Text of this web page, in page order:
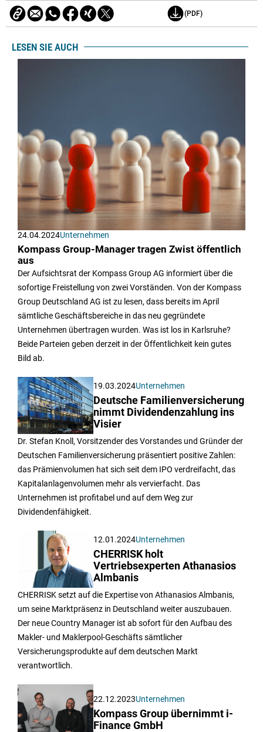
(PDF)
LESEN SIE AUCH
24.04.2024Unternehmen
Kompass Group-Manager tragen Zwist öffentlich
aus
Der Aufsichtsrat der Kompass Group AG informiert über die
sofortige Freistellung von zwei Vorständen. Von der Kompass
Group Deutschland AG ist zu lesen, dass bereits im April
sämtliche Geschäftsbereiche in das neu gegründete
Unternehmen übertragen wurden. Was ist los in Karlsruhe?
Beide Parteien geben derzeit in der Öffentlichkeit kein gutes
Bild ab.
19.03.2024Unternehmen
Deutsche Familienversicherung
nimmt Dividendenzahlung ins
Visier
Dr. Stefan Knoll, Vorsitzender des Vorstandes und Gründer der
Deutschen Familienversicherung präsentiert positive Zahlen:
das Prämienvolumen hat sich seit dem IPO verdreifacht, das
Kapitalanlagenvolumen mehr als vervierfacht. Das
Unternehmen ist profitabel und auf dem Weg zur
Dividendenfähigkeit.
12.01.2024Unternehmen
CHERRISK holt
Vertriebsexperten Athanasios
Almbanis
CHERRISK setzt auf die Expertise von Athanasios Almbanis,
um seine Marktpräsenz in Deutschland weiter auszubauen.
Der neue Country Manager ist ab sofort für den Aufbau des
Makler- und Maklerpool-Geschäfts sämtlicher
Versicherungsprodukte auf dem deutschen Markt
verantwortlich.
22.12.2023Unternehmen
Kompass Group übernimmt i-
Finance GmbH